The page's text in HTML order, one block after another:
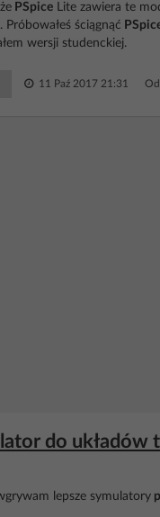
PSpice Lite zawiera te
ściągnąć
wersji studenckiej.
11 Paź 2017 21:31
do układów
lepsze symulatory